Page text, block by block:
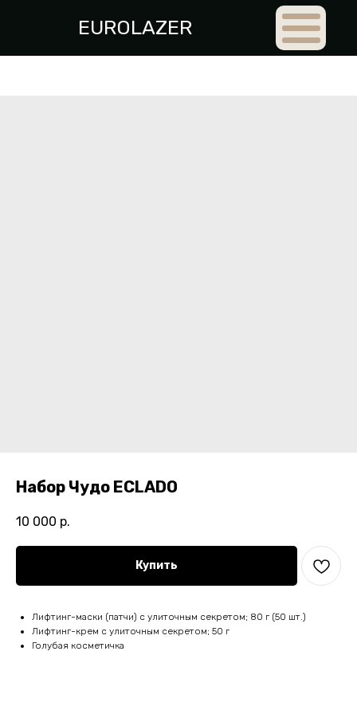
EUROLAZER
Набор Чудо ECLADO
10 000 р.
Купить
Лифтинг-маски (патчи) с улиточным секретом; 80 г (50 шт.)
Лифтинг-крем с улиточным секретом; 50 г
Голубая косметичка